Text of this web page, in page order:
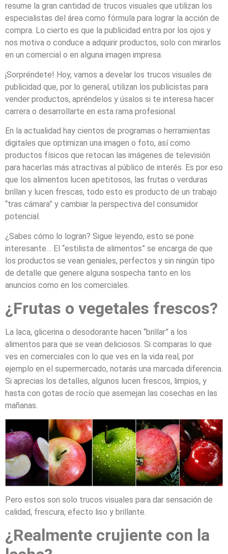
resume la gran cantidad de trucos visuales que utilizan los
especialistas del área como fórmula para lograr la acción de
compra. Lo cierto es que la publicidad entra por los ojos y
nos motiva o conduce a adquirir productos, solo con mirarlos
en un comercial o en alguna imagen impresa.
¡Sorpréndete! Hoy, vamos a develar los trucos visuales de
publicidad que, por lo general, utilizan los publicistas para
vender productos, apréndelos y úsalos si te interesa hacer
carrera o desarrollarte en esta rama profesional.
En la actualidad hay cientos de programas o herramientas
digitales que optimizan una imagen o foto, así como
productos físicos que retocan las imágenes de televisión
para hacerlas más atractivas al público de interés. Es por eso
que los alimentos lucen apetitosos, las frutas o verduras
brillan y lucen frescas, todo esto es producto de un trabajo
“tras cámara” y cambiar la perspectiva del consumidor
potencial.
¿Sabes cómo lo logran? Sigue leyendo, esto se pone
interesante… El “estilista de alimentos” se encarga de que
los productos se vean geniales, perfectos y sin ningún tipo
de detalle que genere alguna sospecha tanto en los
anuncios como en los comerciales.
¿Frutas o vegetales frescos?
La laca, glicerina o desodorante hacen “brillar” a los
alimentos para que se vean deliciosos. Si comparas lo que
ves en comerciales con lo que ves en la vida real, por
ejemplo en el supermercado, notarás una marcada diferencia.
Si aprecias los detalles, algunos lucen frescos, limpios, y
hasta con gotas de rocío que asemejan las cosechas en las
mañanas.
Pero estos son solo trucos visuales para dar sensación de
calidad, frescura, efecto liso y brillante.
¿Realmente crujiente con la